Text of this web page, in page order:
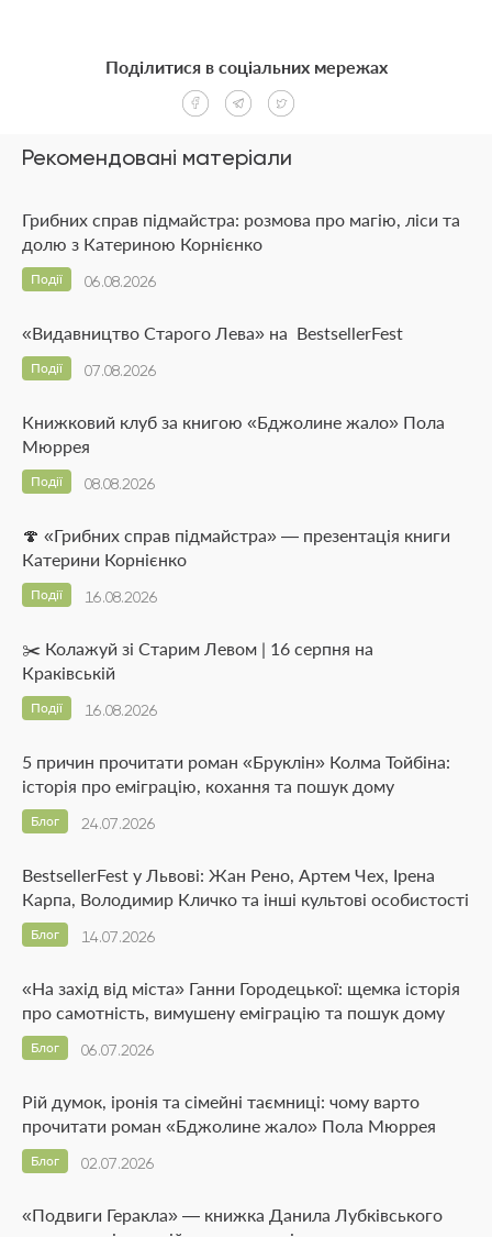
Рекомендовані матеріали
Грибних справ підмайстра: розмова про магію, ліси та
долю з Катериною Корнієнко
06.08.2026
Події
«Видавництво Старого Лева» на BestsellerFest
07.08.2026
Події
Книжковий клуб за книгою «Бджолине жало» Пола
Мюррея
08.08.2026
Події
🍄 «Грибних справ підмайстра» — презентація книги
Катерини Корнієнко
16.08.2026
Події
✂️ Колажуй зі Старим Левом | 16 серпня на
Краківській
16.08.2026
Події
5 причин прочитати роман «Бруклін» Колма Тойбіна:
історія про еміграцію, кохання та пошук дому
24.07.2026
Блог
BestsellerFest у Львові: Жан Рено, Артем Чех, Ірена
Карпа, Володимир Кличко та інші культові особистості
14.07.2026
Блог
«На захід від міста» Ганни Городецької: щемка історія
про самотність, вимушену еміграцію та пошук дому
06.07.2026
Блог
Рій думок, іронія та сімейні таємниці: чому варто
прочитати роман «Бджолине жало» Пола Мюррея
02.07.2026
Блог
«Подвиги Геракла» — книжка Данила Лубківського
Поділитися в соціальних мережах